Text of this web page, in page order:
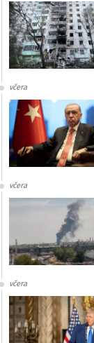
včera
včera
včera